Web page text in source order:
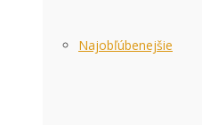
Najobľúbenejšie